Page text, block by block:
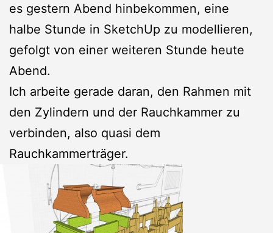
es gestern Abend hinbekommen, eine
halbe Stunde in SketchUp zu modellieren,
gefolgt von einer weiteren Stunde heute
Abend.
Ich arbeite gerade daran, den Rahmen mit
den Zylindern und der Rauchkammer zu
verbinden, also quasi dem
Rauchkammerträger.